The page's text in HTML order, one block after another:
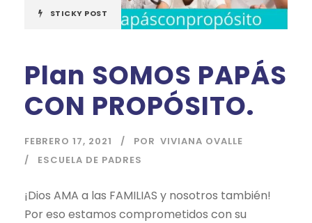
STICKY POST
Plan SOMOS PAPÁS
CON PROPÓSITO.
FEBRERO 17, 2021 POR VIVIANA OVALLE
ESCUELA DE PADRES
¡Dios AMA a las FAMILIAS y nosotros también!
Por eso estamos comprometidos con su